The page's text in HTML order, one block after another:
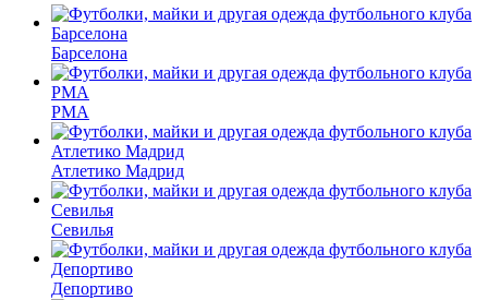
Барселона
РМА
Атлетико Мадрид
Севилья
Депортиво